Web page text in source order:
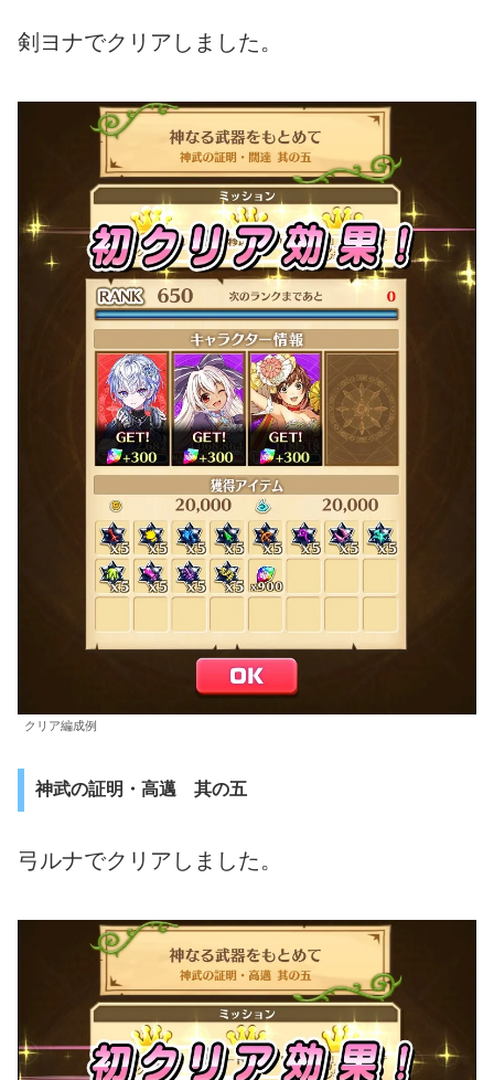
剣ヨナでクリアしました。
クリア編成例
神武の証明・高邁 其の五
弓ルナでクリアしました。